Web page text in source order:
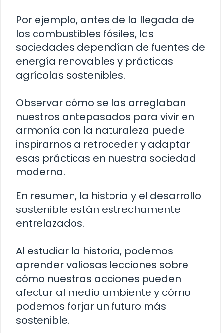
Por ejemplo, antes de la llegada de
los combustibles fósiles, las
sociedades dependían de fuentes de
energía renovables y prácticas
agrícolas sostenibles.
Observar cómo se las arreglaban
nuestros antepasados para vivir en
armonía con la naturaleza puede
inspirarnos a retroceder y adaptar
esas prácticas en nuestra sociedad
moderna.
En resumen, la historia y el desarrollo
sostenible están estrechamente
entrelazados.
Al estudiar la historia, podemos
aprender valiosas lecciones sobre
cómo nuestras acciones pueden
afectar al medio ambiente y cómo
podemos forjar un futuro más
sostenible.